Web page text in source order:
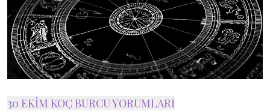
30 EKİM KOÇ BURCU YORUMLARI